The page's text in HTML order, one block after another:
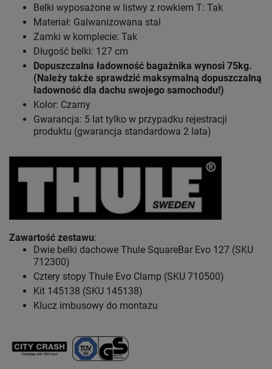
Belki wyposażone w listwy z rowkiem T: Tak
Materiał: Galwanizowana stal
Zamki w komplecie: Tak
Długość belki: 127 cm
Dopuszczalna ładowność bagażnika wynosi 75kg.
(Należy także sprawdzić maksymalną dopuszczalną
ładowność dla dachu swojego samochodu!)
Kolor: Czarny
Gwarancja: 5 lat tylko w przypadku rejestracji
produktu (gwarancja standardowa 2 lata)
Zawartość zestawu:
Dwie belki dachowe Thule SquareBar Evo 127 (SKU
712300)
Cztery stopy Thule Evo Clamp (SKU 710500)
Kit 145138 (SKU 145138)
Klucz imbusowy do montażu